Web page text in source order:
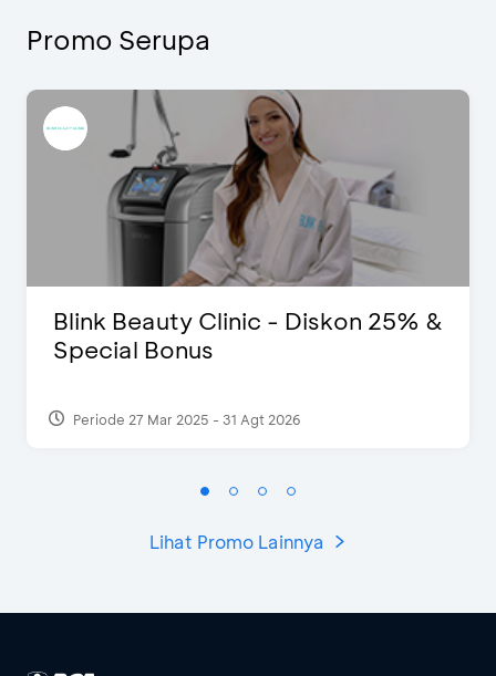
Promo Serupa
Blink Beauty Clinic - Diskon 25% &
Special Bonus
Periode 27 Mar 2025 - 31 Agt 2026
Lihat Promo Lainnya